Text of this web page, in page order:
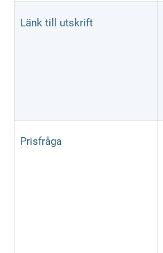
Länk till utskrift
Prisfråga